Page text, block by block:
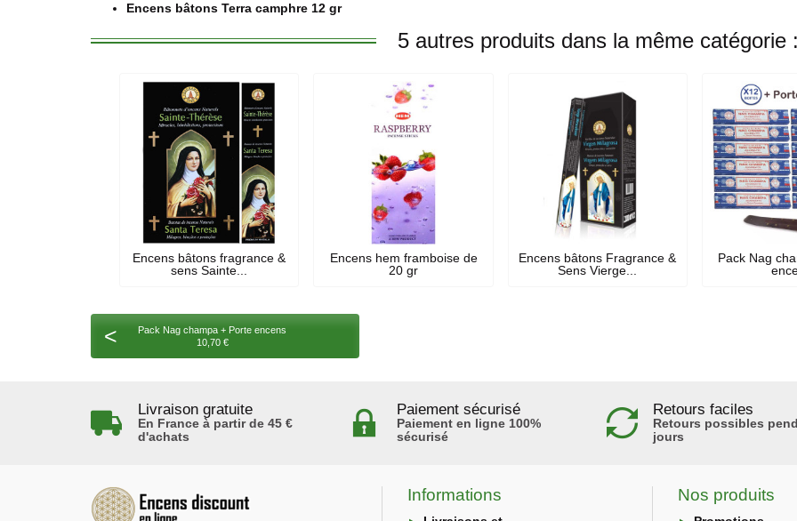
Encens bâtons Terra camphre 12 gr
5 autres produits dans la même catégorie
Encens bâtons fragrance &
sens Sainte...
Encens hem framboise de
20 gr
Encens bâtons Fragrance &
Sens Vierge...
Pack Nag
<
Pack Nag champa + Porte encens
10,70 €
Livraison gratuite
En France à partir de 45 €
d'achats
Paiement sécurisé
Paiement en ligne 100%
sécurisé
Retours faciles
Retours possibles
jours
Informations Nos produits